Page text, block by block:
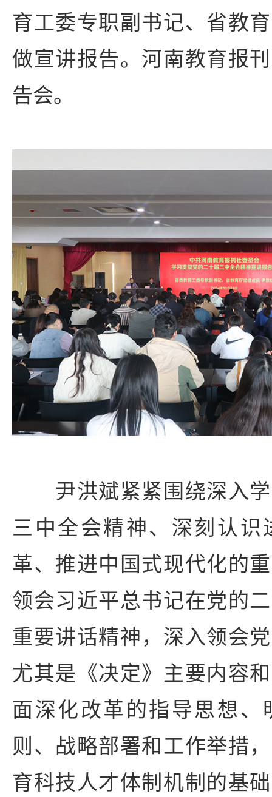
育工委专职副书记、省教
做宣讲报告。河南教育报
告会。
尹洪斌紧紧围绕深入学
三中全会精神、深刻认识
革、推进中国式现代化的
领会习近平总书记在党的
重要讲话精神，深入领会
尤其是《决定》主要内容
面深化改革的指导思想、
则、战略部署和工作举措
育科技人才体制机制的基